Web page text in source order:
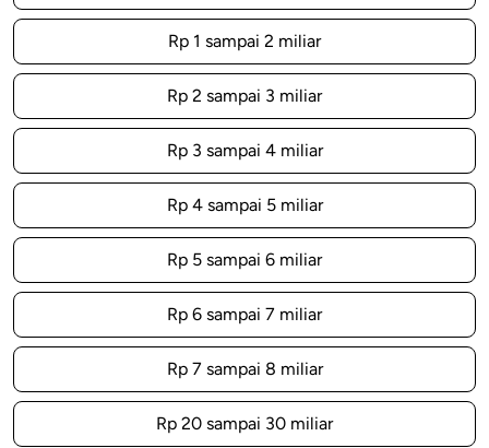
Rp 1 sampai 2 miliar
Rp 2 sampai 3 miliar
Rp 3 sampai 4 miliar
Rp 4 sampai 5 miliar
Rp 5 sampai 6 miliar
Rp 6 sampai 7 miliar
Rp 7 sampai 8 miliar
Rp 20 sampai 30 miliar